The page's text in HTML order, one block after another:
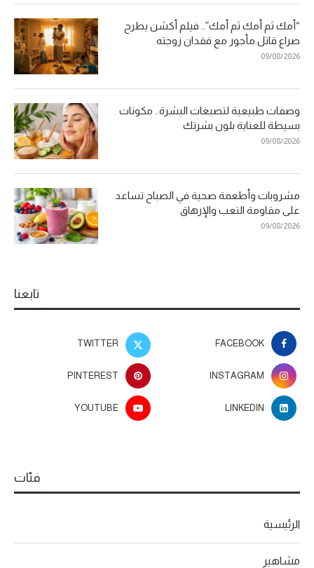
“أمك ثم أمك ثم أمك”.. فيلم أكشن يطرح
صراع قاتل مأجور مع فقدان زوجته
09/08/2026
وصفات طبيعية لتصبغات البشرة.. مكونات
بسيطة للعناية بلون بشرتك
09/08/2026
مشروبات وأطعمة صحية في الصباح تساعد
على مقاومة التعب والإرهاق
09/08/2026
تابعنا
FACEBOOK
TWITTER
INSTAGRAM
PINTEREST
LINKEDIN
YOUTUBE
فئات
الرئيسية
مشاهير